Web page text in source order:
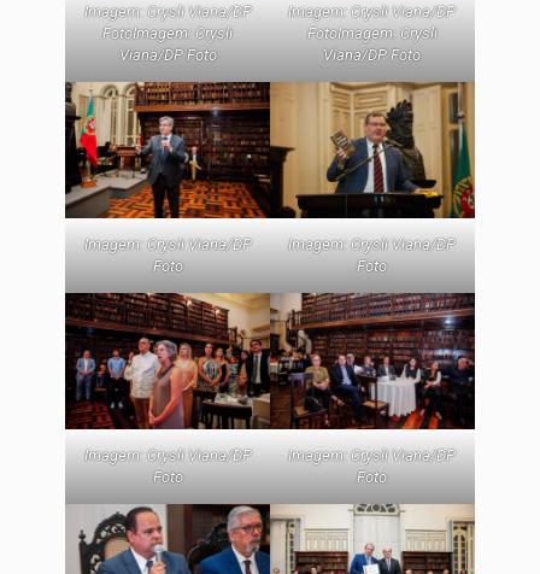
Imagem: Crysli Viana/DP
FotoImagem: Crysli
Viana/DP Foto
Imagem: Crysli Viana/DP
FotoImagem: Crysli
Viana/DP Foto
Imagem: Crysli Viana/DP
Foto
Imagem: Crysli Viana/DP
Foto
Imagem: Crysli Viana/DP
Foto
Imagem: Crysli Viana/DP
Foto